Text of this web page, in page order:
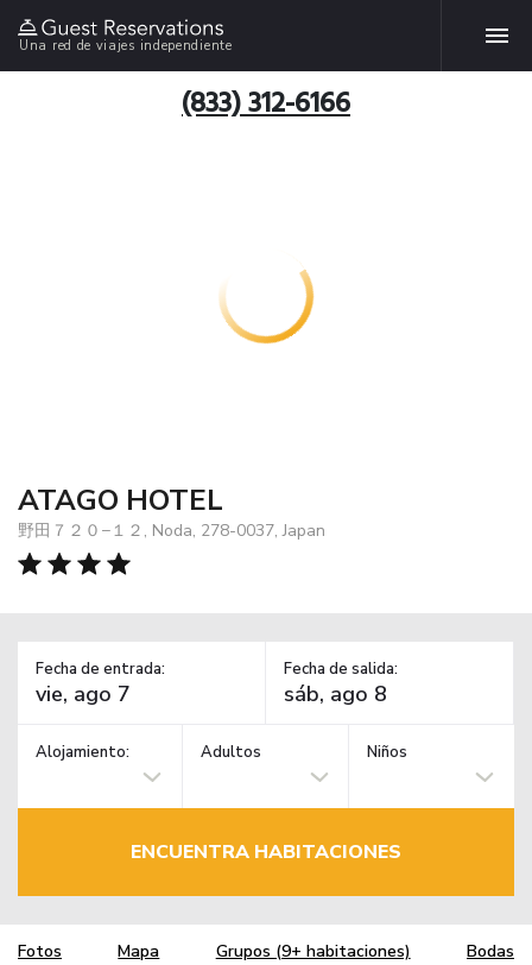
Una red de viajes independiente
(833) 312-6166
ATAGO HOTEL
野田７２０−１２, Noda, 278-0037, Japan
Fecha de entrada: Fecha de salida:
Alojamiento: Adultos Niños
ENCUENTRA HABITACIONES
Fotos Mapa Grupos (9+ habitaciones) Bodas